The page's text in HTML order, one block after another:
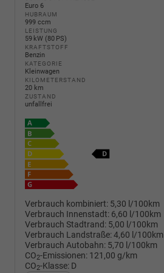
Euro 6
HUBRAUM
999 ccm
LEISTUNG
59 kW (80 PS)
KRAFTSTOFF
Benzin
KATEGORIE
Kleinwagen
KILOMETERSTAND
20 km
ZUSTAND
unfallfrei
Verbrauch kombiniert: 5,30 l/100km
Verbrauch Innenstadt: 6,60 l/100km
Verbrauch Stadtrand: 5,00 l/100km
Verbrauch Landstraße:4,60 l/100km
Verbrauch Autobahn: 5,70 l/100km
CO2-Emissionen: 121,00 g/km
CO2-Klasse: D